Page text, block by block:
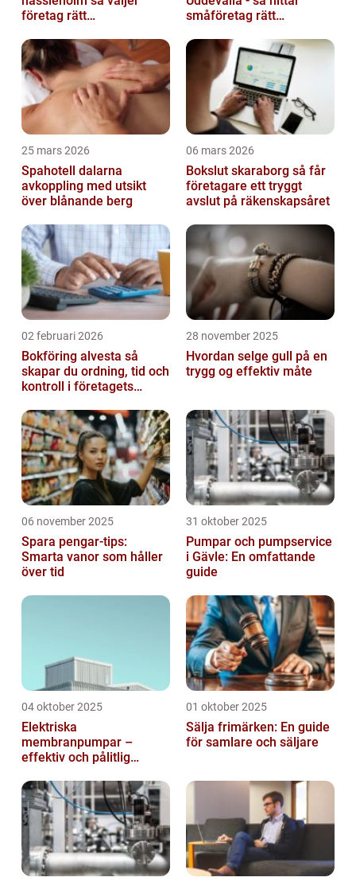
företag rätt
småföretag rätt
25 mars 2026
Spahotell dalarna
avkoppling med utsikt
över blånande berg
06 mars 2026
Bokslut skaraborg så får
företagare ett tryggt
avslut på räkenskapsåret
02 februari 2026
Bokföring alvesta så
skapar du ordning, tid och
kontroll i företagets
28 november 2025
Hvordan selge gull på en
trygg og effektiv måte
06 november 2025
Spara pengar-tips:
Smarta vanor som håller
över tid
31 oktober 2025
Pumpar och pumpservice
i Gävle: En omfattande
guide
04 oktober 2025
Elektriska
membranpumpar –
effektiv och pålitlig
01 oktober 2025
Sälja frimärken: En guide
för samlare och säljare